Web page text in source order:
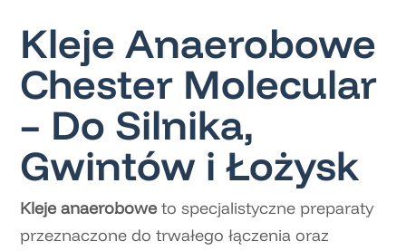
Kleje Anaerobowe
Chester Molecular
– Do Silnika,
Gwintów i Łożysk
Kleje anaeroboweto specjalistyczne preparaty
przeznaczone do trwałego łączenia oraz